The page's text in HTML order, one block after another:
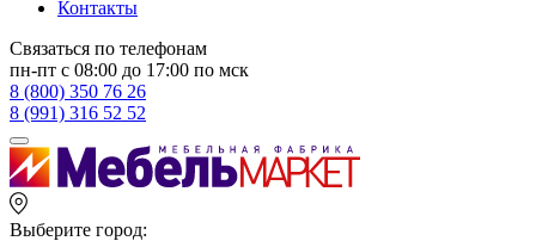
Контакты
Связаться по телефонам
пн-пт с 08:00 до 17:00 по мск
8 (800) 350 76 26
8 (991) 316 52 52
Выберите город: